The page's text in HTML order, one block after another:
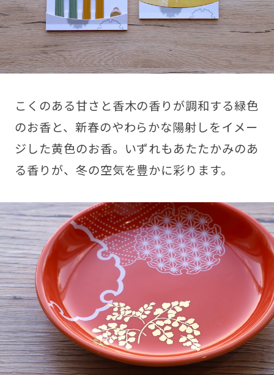
こくのある甘さと香木の香りが調和する緑色
のお香と、新春のやわらかな陽射しをイメー
ジした黄色のお香。いずれもあたたかみのあ
る香りが、冬の空気を豊かに彩ります。